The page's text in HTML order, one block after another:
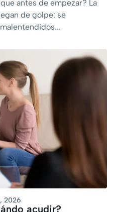
antes de empezar? La
de golpe: se
2026
acudir?